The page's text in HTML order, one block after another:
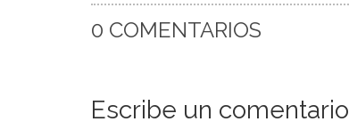
0 COMENTARIOS
Escribe un comentario